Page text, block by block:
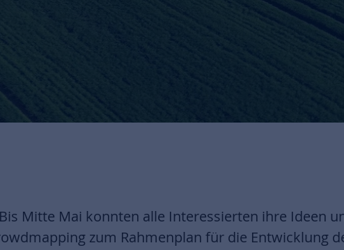
Mitte Mai konnten alle Interessierten ihre Ideen
zum Rahmenplan für die Entwicklung